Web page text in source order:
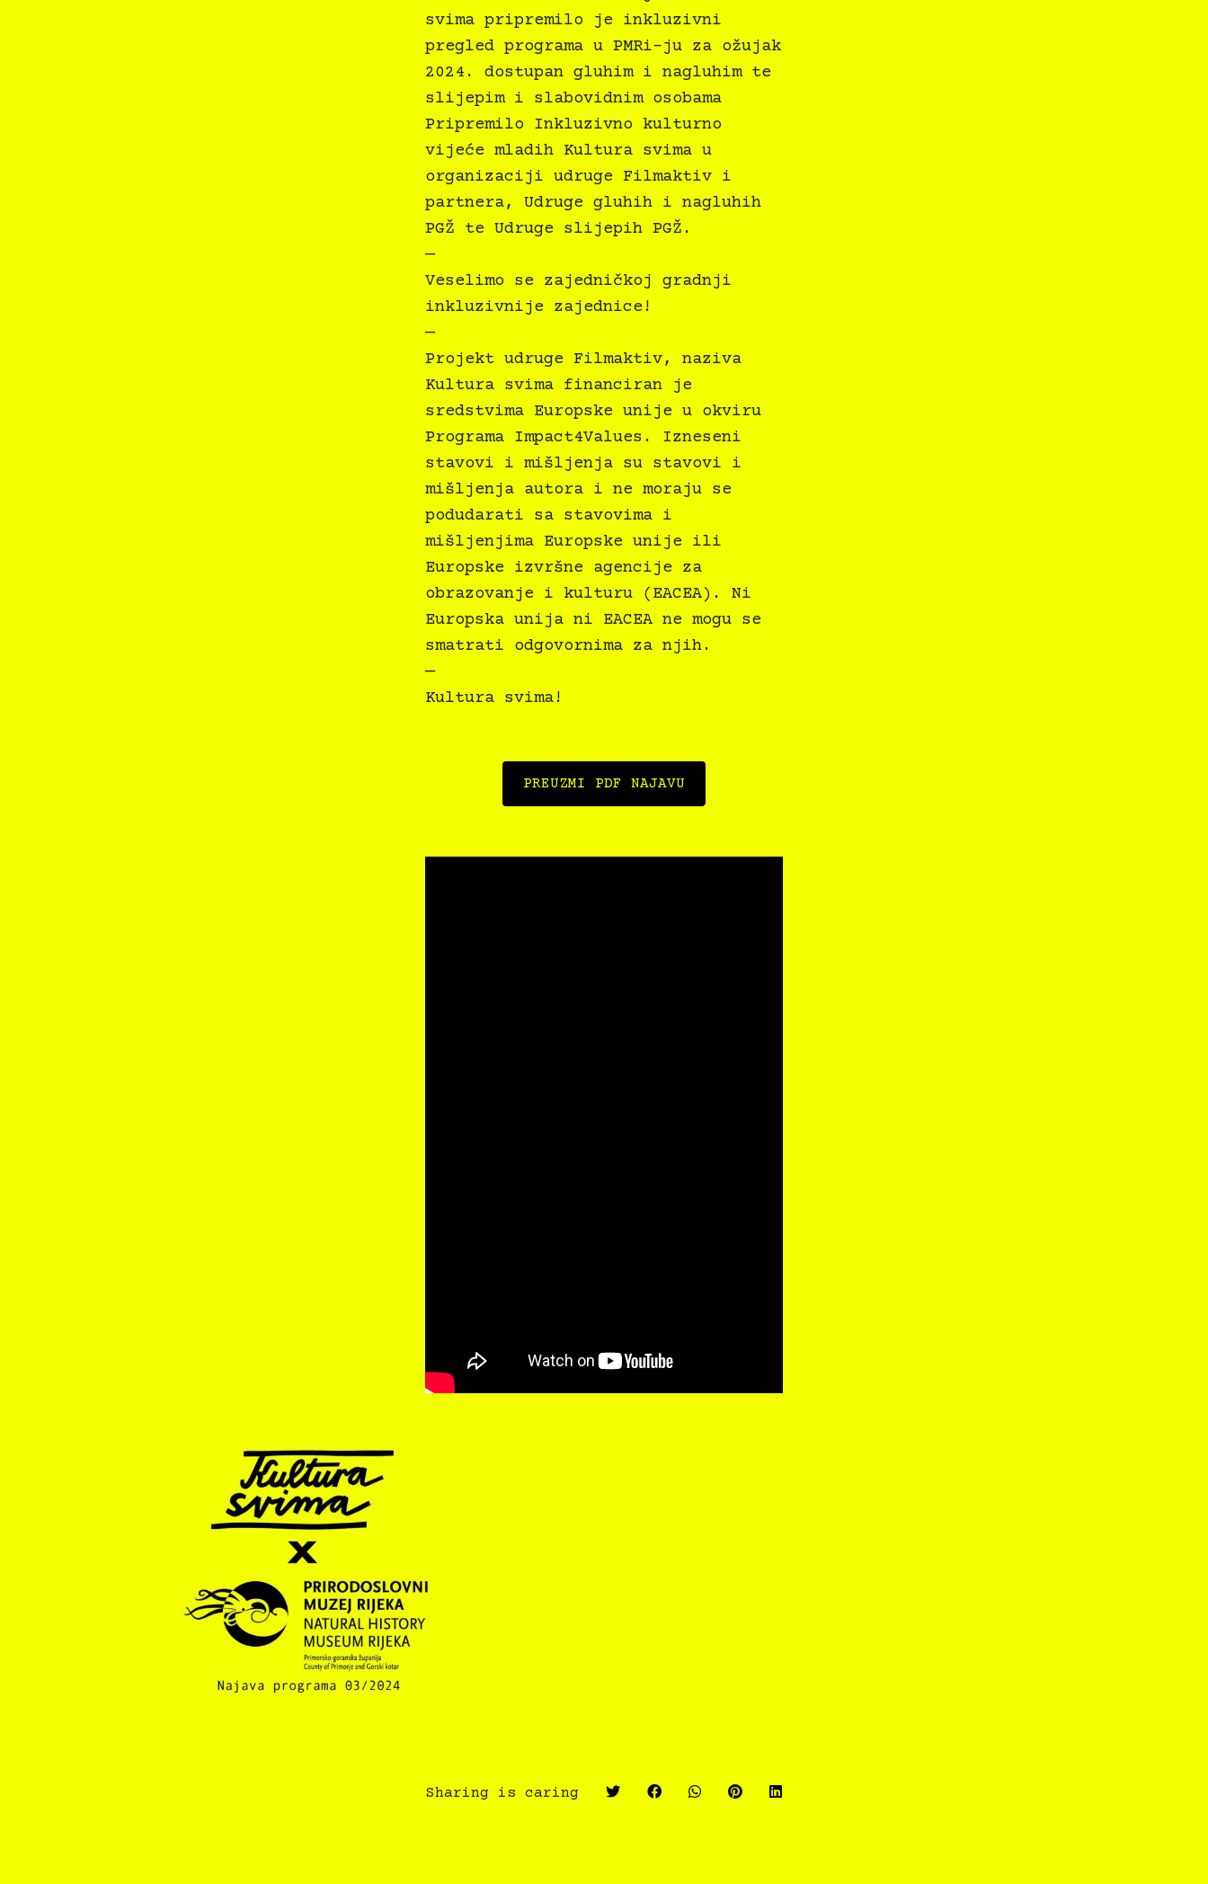
svima pripremilo je inkluzivni
pregled programa u PMRi-ju za ožujak
2024. dostupan gluhim i nagluhim te
slijepim i slabovidnim osobama
Pripremilo Inkluzivno kulturno
vijeće mladih Kultura svima u
organizaciji udruge Filmaktiv i
partnera, Udruge gluhih i nagluhih
PGŽ te Udruge slijepih PGŽ.
—
Veselimo se zajedničkoj gradnji
inkluzivnije zajednice!
—
Projekt udruge Filmaktiv, naziva
Kultura svima financiran je
sredstvima Europske unije u okviru
Programa Impact4Values. Izneseni
stavovi i mišljenja su stavovi i
mišljenja autora i ne moraju se
podudarati sa stavovima i
mišljenjima Europske unije ili
Europske izvršne agencije za
obrazovanje i kulturu (EACEA). Ni
Europska unija ni EACEA ne mogu se
smatrati odgovornima za njih.
—
Kultura svima!
PREUZMI PDF NAJAVU
Sharing is caring